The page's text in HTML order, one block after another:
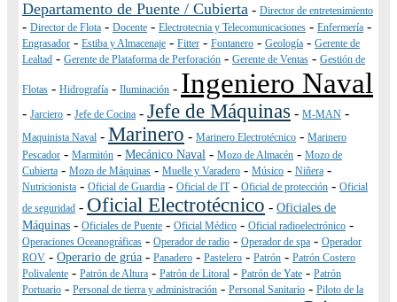
Departamento de Puente / Cubierta - Director de entretenimiento
- Director de Flota - Docente - Electrotecnia y Telecomunicaciones - Enfermería -
Engrasador - Estiba y Almacenaje - Fitter - Fontanero - Geología - Gerente de
Lealtad - Gerente de Plataforma de Perforación - Gerente de Ventas - Gestión de
Flotas - Hidrografía - Iluminación - Ingeniero Naval
- Jarciero - Jefe de Cocina - Jefe de Máquinas - M-MAN -
Maquinista Naval - Marinero - Marinero Electrotécnico - Marinero
Pescador - Marmitón - Mecánico Naval - Mozo de Almacén - Mozo de
Cubierta - Mozo de Máquinas - Muelle y Varadero - Músico - Niñera -
Nutricionista - Oficial de Guardia - Oficial de IT- Oficial de protección - Oficial
de seguridad - Oficial Electrotécnico - Oficiales de
Máquinas - Oficiales de Puente - Oficial Médico - Oficial radioelectrónico -
Operaciones Oceanográficas - Operador de radio - Operador de spa - Operador
ROV - Operario de grúa - Panadero - Pastelero - Patrón - Patrón Costero
Polivalente - Patrón de Altura - Patrón de Litoral - Patrón de Yate - Patrón
Portuario - Personal de tierra y administración - Personal Sanitario - Piloto de la